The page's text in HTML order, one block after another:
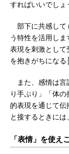
すればいいでしょ
部下に共感して
う特性を活用し
表現を刺激として
を抱きがちになる
また、感情は言
り手ぶり」「体
的表現を通じて
と接するときには
「表情」を使え